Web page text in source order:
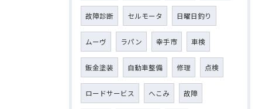
故障診断 セルモータ 日曜日釣り
ムーヴ ラパン 幸手市 車検
鈑金塗装 自動車整備 修理 点検
ロードサービス へこみ 故障